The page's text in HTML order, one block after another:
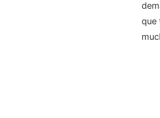
que